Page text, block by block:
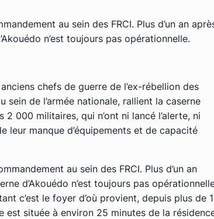
au sein des FRCI. Plus d’un an
n’est toujours pas opérationnelle.
chefs de guerre de l’ex-rébellion des
sein de l’armée nationale, rallient la caserne
000 militaires, qui n’ont ni lancé l’alerte, ni
leur manque d’équipements et de capacité
au sein des FRCI. Plus d’un an
d’Akouédo n’est toujours pas
c’est le foyer d’où provient, depuis plus de
est située à environ 25 minutes de la